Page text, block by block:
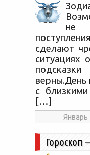
не
сделают
ситуациях
верны.День
с
[…]
Январь
Гороскоп